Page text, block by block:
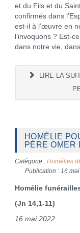
et du Fils et du
confirmés dans
est-il à l’œuvre en
l’invoquons ? Est-
dans notre vie,
LIRE LA
HOMÉLIE
PÈRE OMER
Catégorie : Homélies
Publication : 16
Homélie
(Jn 14,1-11)
16 mai 2022